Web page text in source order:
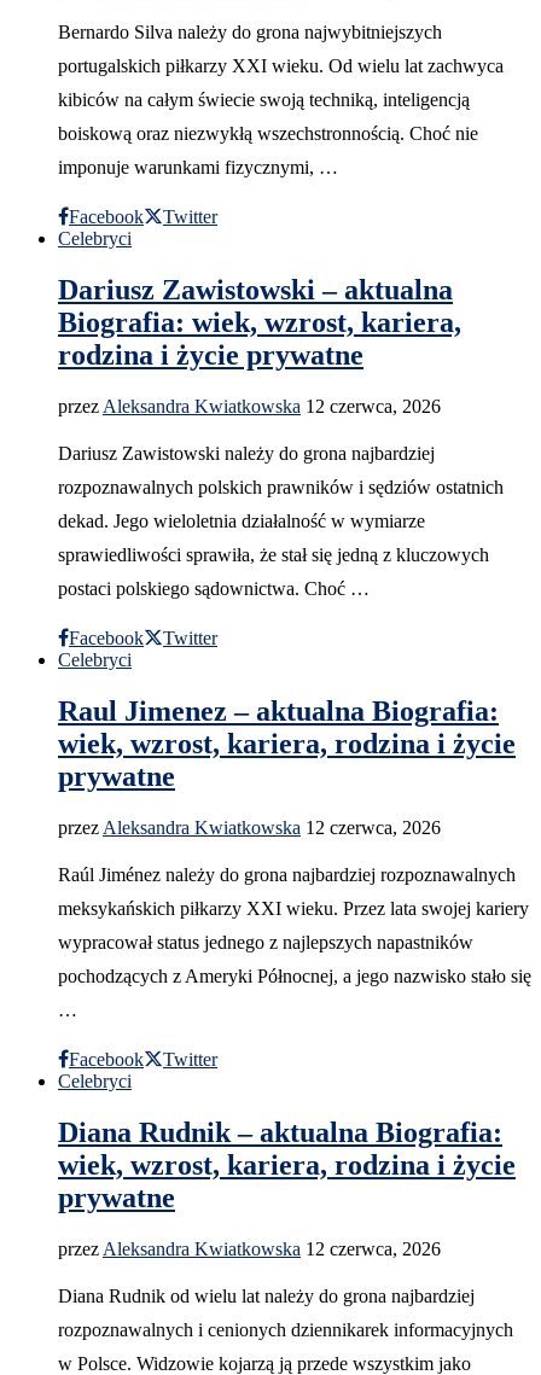
Bernardo Silva należy do grona najwybitniejszych
portugalskich piłkarzy XXI wieku. Od wielu lat zachwyca
kibiców na całym świecie swoją techniką, inteligencją
boiskową oraz niezwykłą wszechstronnością. Choć nie
imponuje warunkami fizycznymi, …
Facebook
Twitter
Celebryci
Dariusz Zawistowski – aktualna
Biografia: wiek, wzrost, kariera,
rodzina i życie prywatne
przez Aleksandra Kwiatkowska 12 czerwca, 2026
Dariusz Zawistowski należy do grona najbardziej
rozpoznawalnych polskich prawników i sędziów ostatnich
dekad. Jego wieloletnia działalność w wymiarze
sprawiedliwości sprawiła, że stał się jedną z kluczowych
postaci polskiego sądownictwa. Choć …
Facebook
Twitter
Celebryci
Raul Jimenez – aktualna Biografia:
wiek, wzrost, kariera, rodzina i życie
prywatne
przez Aleksandra Kwiatkowska 12 czerwca, 2026
Raúl Jiménez należy do grona najbardziej rozpoznawalnych
meksykańskich piłkarzy XXI wieku. Przez lata swojej kariery
wypracował status jednego z najlepszych napastników
pochodzących z Ameryki Północnej, a jego nazwisko stało się
…
Facebook
Twitter
Celebryci
Diana Rudnik – aktualna Biografia:
wiek, wzrost, kariera, rodzina i życie
prywatne
przez Aleksandra Kwiatkowska 12 czerwca, 2026
Diana Rudnik od wielu lat należy do grona najbardziej
rozpoznawalnych i cenionych dziennikarek informacyjnych
w Polsce. Widzowie kojarzą ją przede wszystkim jako